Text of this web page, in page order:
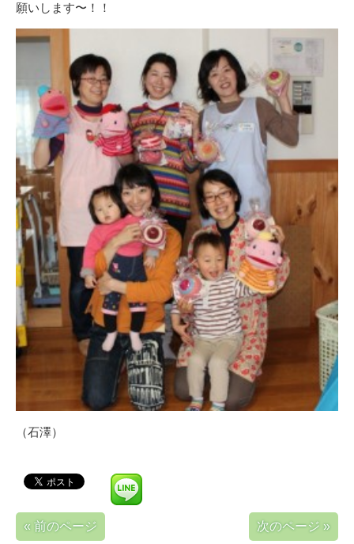
願いします〜！！
（石澤）
« 前のページ 次のページ »